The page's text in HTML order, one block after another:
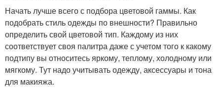
Начать лучше всего с подбора цветовой гаммы. Как
подобрать стиль одежды по внешности? Правильно
определить свой цветовой тип. Каждому из них
соответствует своя палитра даже с учетом того к какому
подтипу вы относитесь яркому, теплому, холодному или
мягкому. Тут надо учитывать одежду, аксессуары и тона
для макияжа.